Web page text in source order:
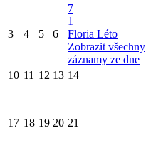
3 4 5 6
7
1
Floria Léto
Zobrazit všechny
záznamy ze dne
10 11 12 13 14
17 18 19 20 21